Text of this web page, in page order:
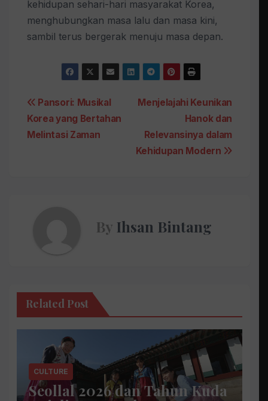
kehidupan sehari-hari masyarakat Korea,
menghubungkan masa lalu dan masa kini,
sambil terus bergerak menuju masa depan.
Post
navigation
Menjelajahi Keunikan
Hanok dan
Relevansinya dalam
Kehidupan Modern
Pansori: Musikal
Korea yang Bertahan
Melintasi Zaman
By Ihsan Bintang
Related Post
CULTURE
Seollal 2026 dan Tahun Kuda